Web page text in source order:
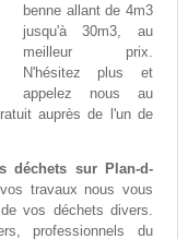
benne allant de 4m3
jusqu'à 30m3, au
meilleur prix.
N'hésitez plus et
appelez nous au
auprès de l'un de
déchets sur Plan-d-
travaux nous vous
vos déchets divers.
professionnels du